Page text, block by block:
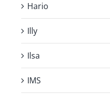
Hario
Illy
Ilsa
IMS